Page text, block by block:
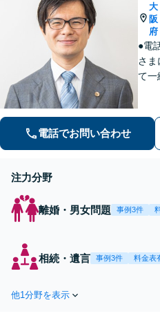
大
阪
府
●電
さま
て一
年
0秒
電話でお問い合わせ
注力分野
離婚・男女問題 事例3件
相続・遺言 事例3件 料金表
他1分野を表示